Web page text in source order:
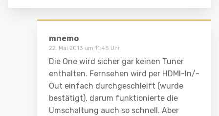
mnemo
22. Mai 2013 um 11:45 Uhr
Die One wird sicher gar keinen Tuner
enthalten. Fernsehen wird per HDMI-In/-
Out einfach durchgeschleift (wurde
bestätigt), darum funktionierte die
Umschaltung auch so schnell. Aber